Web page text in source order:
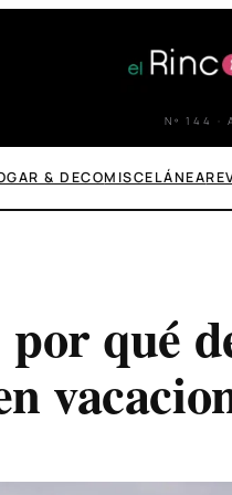
Nº 144 ·
& DECOMISCELÁNEA
qué